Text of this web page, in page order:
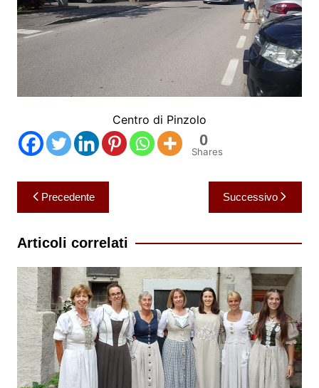
Centro di Pinzolo
0
Shares
Navigazione
articoli
Precedente Successivo
Articoli correlati